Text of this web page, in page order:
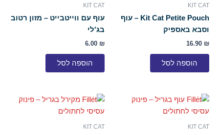
KIT CAT
Kit Cat Petite Pouch – עוף
וסבא באספיק
16.90 ₪
הוספה לסל
KIT CAT
עוף עם ווייטבייט – מזון רטוב
בג'לי
6.00 ₪
הוספה לסל
KIT CAT
KIT CAT